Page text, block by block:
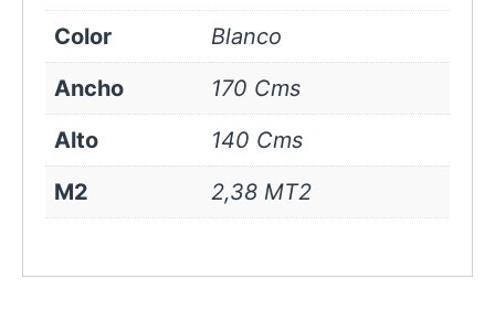
Color
Blanco
Ancho
170 Cms
Alto
140 Cms
M2
2,38 MT2